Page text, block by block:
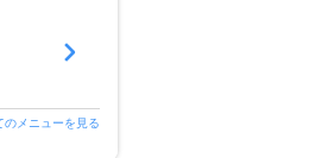
のメニューを見る